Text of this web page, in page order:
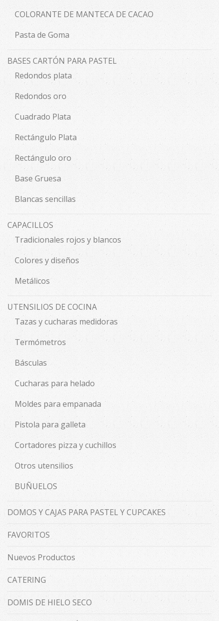
COLORANTE DE MANTECA DE CACAO
Pasta de Goma
BASES CARTÓN PARA PASTEL
Redondos plata
Redondos oro
Cuadrado Plata
Rectángulo Plata
Rectángulo oro
Base Gruesa
Blancas sencillas
CAPACILLOS
Tradicionales rojos y blancos
Colores y diseños
Metálicos
UTENSILIOS DE COCINA
Tazas y cucharas medidoras
Termómetros
Básculas
Cucharas para helado
Moldes para empanada
Pistola para galleta
Cortadores pizza y cuchillos
Otros utensilios
BUÑUELOS
DOMOS Y CAJAS PARA PASTEL Y CUPCAKES
FAVORITOS
Nuevos Productos
CATERING
DOMIS DE HIELO SECO